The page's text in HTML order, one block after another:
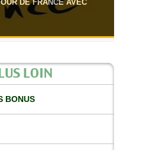
DE FRANCE AVEC
LOIN
BONUS